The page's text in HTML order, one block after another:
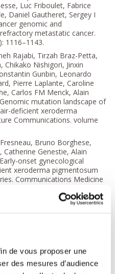
de vous proposer une
des mesures d’audience
Luc Friboulet, Fabrice
Daniel Gautheret, Sergey I
genomic and
metastatic cancer.
1116–1143.
Rajabi, Tirzah Braz-Petta,
Chikako Nishigori, Jinxin
Gunbin, Leonardo
Pierre Laplante, Caroline
Carlos FM Menck, Alain
mutation landscape of
deficient xeroderma
Communications. volume
Bruno Borghese,
Genestie, Alain
onset gynecological
xeroderma pigmentosum
Communications Medicine
Pop, Meriem Ighilahriz, Ismael
Maxime Battistella, Samia
Savina, Andrej Besse, Max
Sandrine Monestier,
Caroline Dutriaux,
Florian Herms, Fred de